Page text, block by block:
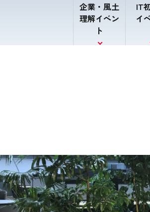
企業・風土
理解イベン
ト
IT
イ